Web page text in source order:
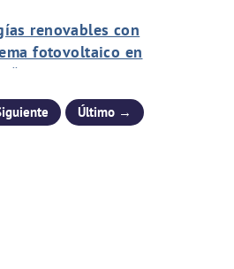
renovables con
fotovoltaico en
Cándido”
Último →